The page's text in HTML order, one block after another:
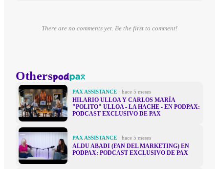
There are no comments yet. Be the first to comment!
Others
PAX ASSISTANCE · hace 5 meses
HILARIO ULLOA Y CARLOS MARÍA
"POLITO" ULLOA - LA HACHE - EN PODPAX:
PODCAST EXCLUSIVO DE PAX
PAX ASSISTANCE · hace 5 meses
ALDU ABADI (FAN DEL MARKETING) EN
PODPAX: PODCAST EXCLUSIVO DE PAX